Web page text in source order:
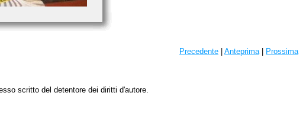
Precedente Anteprima| Prossima
scritto del detentore dei diritti d'autore.